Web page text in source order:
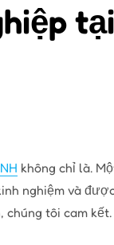
tại
không chỉ là.
nghiệm và
tôi cam